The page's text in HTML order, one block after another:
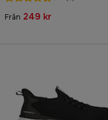
Från 249 kr